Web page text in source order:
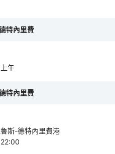
特內里費
上午
特內里費
斯-德特內里費港
22:00